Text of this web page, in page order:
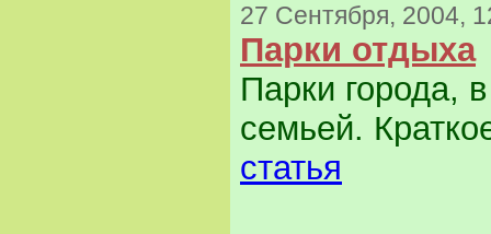
27 Сентября, 2004,
Парки отдыха
Парки города,
семьей.
статья